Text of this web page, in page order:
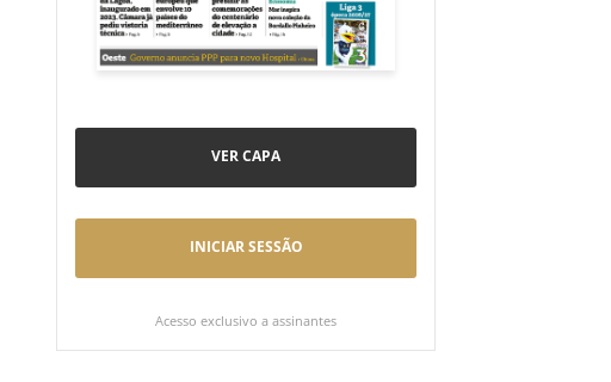
VER CAPA
INICIAR SESSÃO
Acesso exclusivo a assinantes